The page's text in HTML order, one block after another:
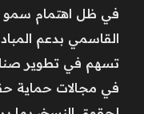
في ظل اهتمام سمو
القاسمي بدعم
تسهم في تطوير
في مجالات حماية